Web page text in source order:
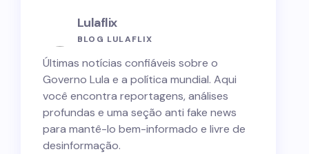
Lulaflix
BLOG LULAFLIX
Últimas notícias confiáveis sobre o
Governo Lula e a política mundial. Aqui
você encontra reportagens, análises
profundas e uma seção anti fake news
para mantê-lo bem-informado e livre de
desinformação.